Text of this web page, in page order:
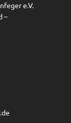
e.V.
–